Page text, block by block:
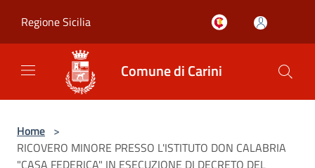
Regione Sicilia
Comune di Carini
Home >
RICOVERO MINORE PRESSO L'ISTITUTO DON CALABRIA
"CASA FEDERICA" IN ESECUZIONE DI DECRETO DEL